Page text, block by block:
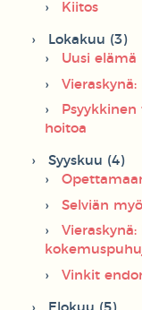
Kiitos
Lokakuu (3)
Uusi elämä
hoitoa
Syyskuu (4)
Selviän
Vinkit